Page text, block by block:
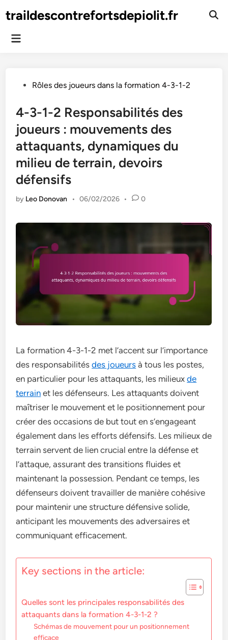
totraildescontrefortsdepiolit.fr
Main
PostedRôles des joueurs dans la formation 4-3-1-2
4-3-1-2 Responsabilités des
joueurs : mouvements des
attaquants, dynamiques du
milieu de terrain, devoirs
défensifs
by Leo Donovan • 06/02/2026 • 0
La formation 4-3-1-2 met l’accent sur l’importance
des responsabilitésdes joueurs à tous les postes,
en particulier pour les attaquants, les milieuxde
terrain et les défenseurs. Les attaquants doivent
maîtriser le mouvement et le positionnement pour
créer des occasions de but tout en s’engageant
également dans les efforts défensifs. Les milieux de
terrain servent de lien crucial entre la défense et
l’attaque, assurant des transitions fluides et
maintenant la possession. Pendant ce temps, les
défenseurs doivent travailler de manière cohésive
pour maintenir une structure défensive solide,
anticipant les mouvements des adversaires et
communiquant efficacement.
Key sections in the article:
Quelles sont les principales responsabilités des
attaquants dans la formation 4-3-1-2 ?
Schémas de mouvement pour un positionnement
efficace